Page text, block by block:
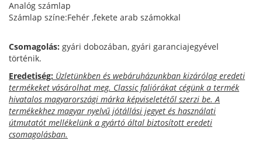
Analóg számlap
Számlap színe:Fehér ,fekete arab számokkal
Csomagolás: gyári dobozában, gyári garanciajegyével
történik.
Eredetiség: Üzletünkben és webáruházunkban kizárólag eredeti
termékeket vásárolhat meg. Classic faliórákat cégünk a termék
hivatalos magyarországi márka képviseletétől szerzi be. A
termékekhez magyar nyelvű jótállási jegyet és használati
útmutatót mellékelünk a gyártó által biztosított eredeti
csomagolásban.